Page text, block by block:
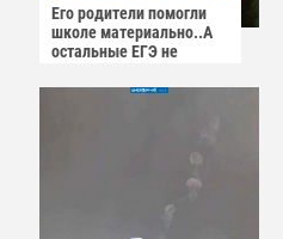
Его родители помогли
школе материально..А
остальные ЕГЭ не